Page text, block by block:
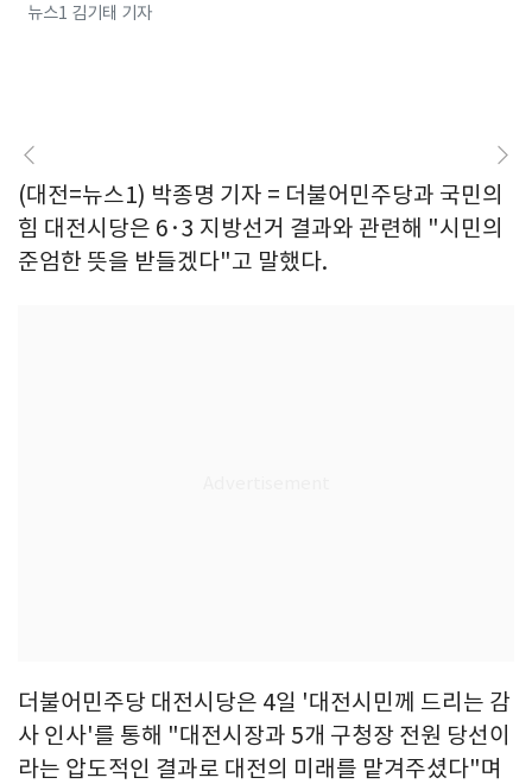
뉴스1 김기태 기자
(대전=뉴스1) 박종명 기자 = 더불어민주당과 국민의
힘 대전시당은 6·3 지방선거 결과와 관련해 "시민의
준엄한 뜻을 받들겠다"고 말했다.
더불어민주당 대전시당은 4일 '대전시민께 드리는 감
사 인사'를 통해 "대전시장과 5개 구청장 전원 당선이
라는 압도적인 결과로 대전의 미래를 맡겨주셨다"며